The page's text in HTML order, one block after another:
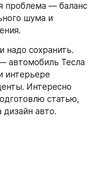
проблема — баланс
шума и
надо сохранить.
автомобиль Тесла
интерьере
Интересно
статью,
дизайн авто.